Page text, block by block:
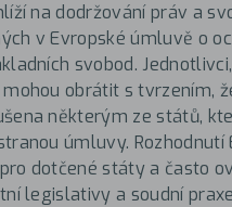
na dodržování práv a
v Evropské úmluvě o
svobod.
mohou obrátit s tvrzením,
některým ze států,
úmluvy. Rozhodnutí
dotčené státy a často
legislativy a soudní